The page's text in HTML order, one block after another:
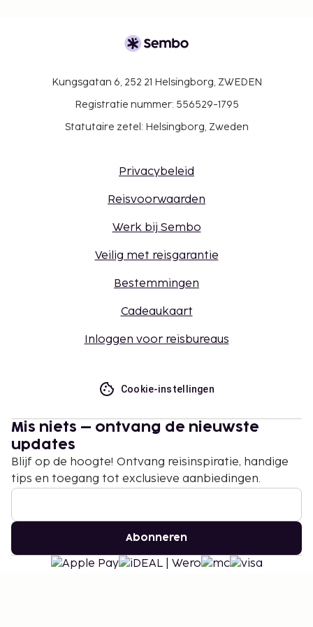
Kungsgatan 6, 252 21 Helsingborg, ZWEDEN
Registratie nummer: 556529-1795
Statutaire zetel: Helsingborg, Zweden
Privacybeleid
Reisvoorwaarden
Werk bij Sembo
Veilig met reisgarantie
Bestemmingen
Cadeaukaart
Inloggen voor reisbureaus
Cookie-instellingen
Mis niets – ontvang de nieuwste
updates
Blijf op de hoogte! Ontvang reisinspiratie, handige
tips en toegang tot exclusieve aanbiedingen.
Abonneren